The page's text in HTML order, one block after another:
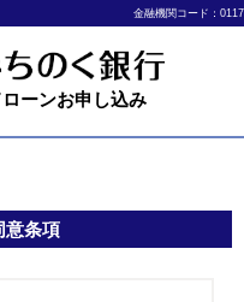
金融機関コード：0117
ーンお申し込み
意条項